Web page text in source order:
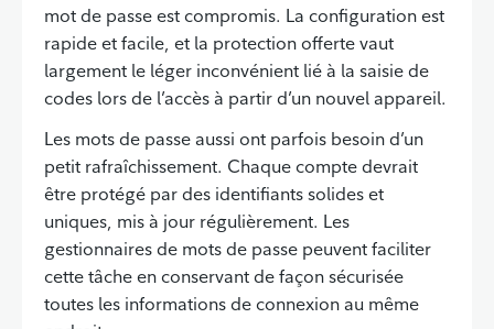
mot de passe est compromis. La configuration est
rapide et facile, et la protection offerte vaut
largement le léger inconvénient lié à la saisie de
codes lors de l’accès à partir d’un nouvel appareil.
Les mots de passe aussi ont parfois besoin d’un
petit rafraîchissement. Chaque compte devrait
être protégé par des identifiants solides et
uniques, mis à jour régulièrement. Les
gestionnaires de mots de passe peuvent faciliter
cette tâche en conservant de façon sécurisée
toutes les informations de connexion au même